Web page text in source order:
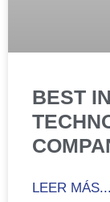
BEST
LEER MÁS...